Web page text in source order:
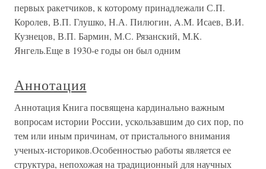
первых ракетчиков, к которому принадлежали С.П.
Королев, В.П. Глушко, Н.А. Пилюгин, A.M. Исаев, В.И.
Кузнецов, В.П. Бармин, М.С. Рязанский, М.К.
Янгель.Еще в 1930-е годы он был одним
Аннотация
Аннотация Книга посвящена кардинально важным
вопросам истории России, ускользавшим до сих пор, по
тем или иным причинам, от пристального внимания
ученых-историков.Особенностью работы является ее
структура, непохожая на традиционный для научных